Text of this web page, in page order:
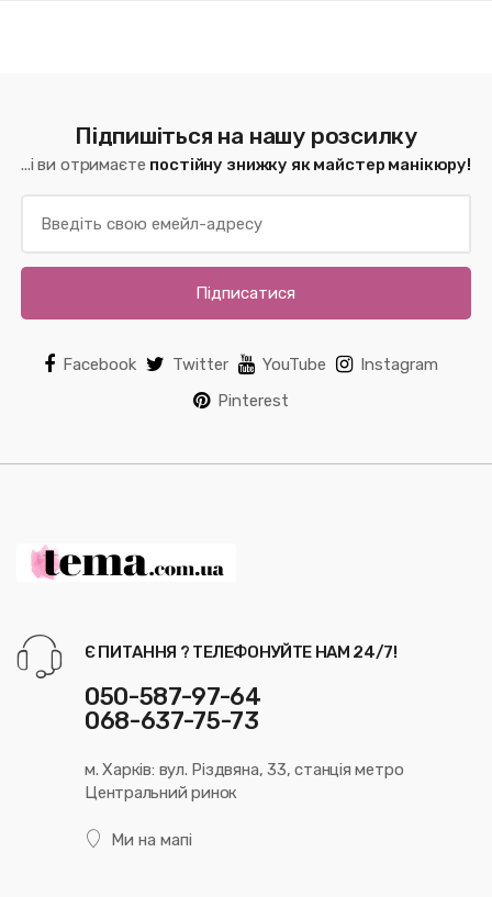
Підпишіться на нашу розсилку
...і ви отримаєте постійну знижку як майстер манікюру!
Підписатися
Facebook Twitter YouTube
Instagram
Pinterest
Є ПИТАННЯ ? ТЕЛЕФОНУЙТЕ НАМ 24/7!
050-587-97-64
068-637-75-73
м. Харків: вул. Різдвяна, 33, станція метро
Центральний ринок
Ми на мапі